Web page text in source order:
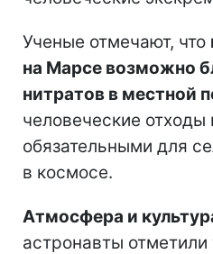
Ученые отмечают, что
на Марсе возможно
нитратов в местной
человеческие отходы
обязательными для
в космосе.
Атмосфера и
астронавты